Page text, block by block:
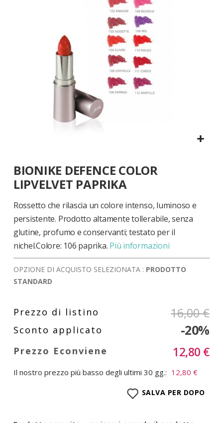
all'inizio
della
galleria
di
immagini
BIONIKE DEFENCE COLOR
LIPVELVET PAPRIKA
Rossetto che rilascia un colore intenso, luminoso e
persistente. Prodotto altamente tollerabile, senza
glutine, profumo e conservanti; testato per il
nichel.Colore: 106 paprika. Più informazioni
OPZIONE DI ACQUISTO SELEZIONATA : PRODOTTO
STANDARD
16,00 €
-20%
12,80 €
Il nostro prezzo più basso degli ultimi 30 gg.: 12,80 €
SALVA PER DOPO